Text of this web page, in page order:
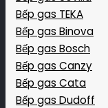
Bếp gas TEKA
Bếp gas Binova
Bếp gas Bosch
Bếp gas Canzy
Bếp gas Cata
Bếp gas Dudoff